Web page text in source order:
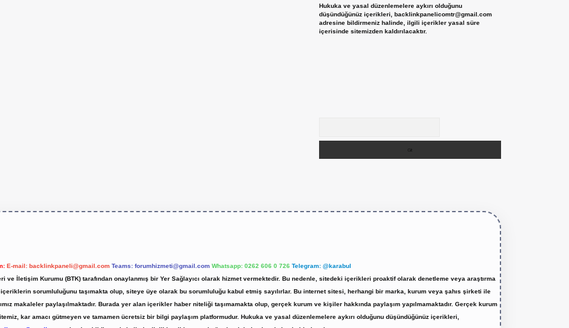
Hukuka ve yasal düzenlemelere aykırı olduğunu
düşündüğünüz içerikleri, backlinkpanelicomtr@gmail.com
adresine bildirmeniz halinde, ilgili içerikler yasal süre
içerisinde sitemizden kaldırılacaktır.
E-mail: backlinkpaneli@gmail.com Teams: forumhizmeti@gmail.com Whatsapp: 0262 606 0 726 Telegram: @karabul
ve İletişim Kurumu (BTK) tarafından onaylanmış bir Yer Sağlayıcı olarak hizmet vermektedir. Bu nedenle, sitedeki içerikleri proaktif olarak denetleme veya araştırma
sorumluluğunu taşımakta olup, siteye üye olarak bu sorumluluğu kabul etmiş sayılırlar. Bu internet sitesi, herhangi bir marka, kurum veya şahıs şirketi ile
makaleler paylaşılmaktadır. Burada yer alan içerikler haber niteliği taşımamakta olup, gerçek kurum ve kişiler hakkında paylaşım yapılmamaktadır. Gerçek kurum
kar amacı gütmeyen ve tamamen ücretsiz bir bilgi paylaşım platformudur. Hukuka ve yasal düzenlemelere aykırı olduğunu düşündüğünüz içerikleri,